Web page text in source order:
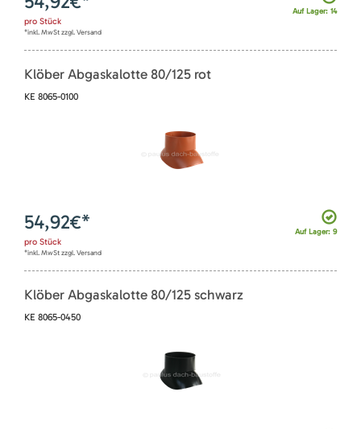
Auf Lager: 14
pro Stück
*inkl. MwSt zzgl. Versand
Klöber Abgaskalotte 80/125 rot
KE 8065-0100
Auf Lager: 9
54,92€*
pro Stück
*inkl. MwSt zzgl. Versand
Klöber Abgaskalotte 80/125 schwarz
KE 8065-0450